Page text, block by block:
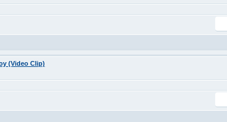
(Video Clip)